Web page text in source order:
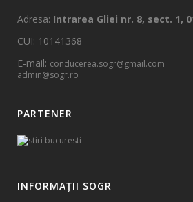
Adresa: Intrarea Gliei nr. 8, sect. 1,
CUI: 10141368
E-mail: conducerea.sogr@gmail.com
admin@sogr.ro
PARTENER
INFORMAȚII SOGR